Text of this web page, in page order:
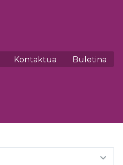
Kontaktua Buletina